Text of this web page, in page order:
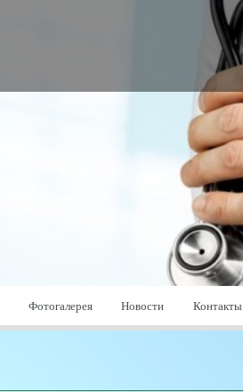
Фотогалерея Новости Контакты